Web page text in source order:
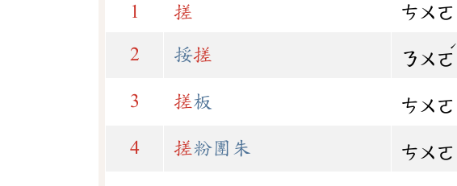
1 搓 ㄘㄨㄛ
2 挼搓 ㄋㄨㄛ
ˊ
3 搓板 ㄘㄨㄛ
4 搓粉團朱 ㄘㄨㄛ